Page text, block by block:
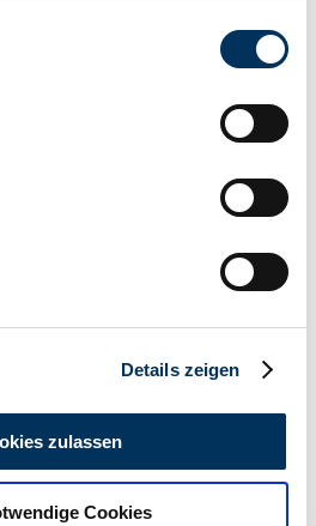
widerrufen
Ihre geografische Lage
(Fingerprinting) identifizieren
wie Ihre persönlichen Daten
wir Informationen zu Ihrer
an unsere Partner für
Details zeigen
zulassen
Cookies